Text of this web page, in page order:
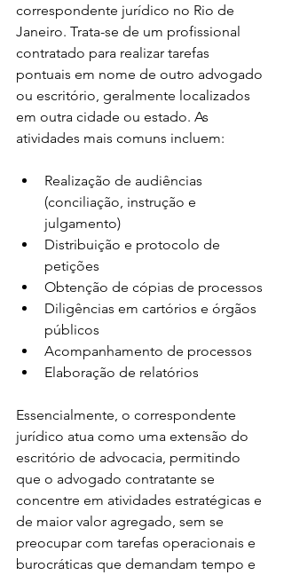
correspondente jurídico no Rio de
Janeiro. Trata-se de um profissional
contratado para realizar tarefas
pontuais em nome de outro advogado
ou escritório, geralmente localizados
em outra cidade ou estado. As
atividades mais comuns incluem:
Realização de audiências
(conciliação, instrução e
julgamento)
Distribuição e protocolo de
petições
Obtenção de cópias de processos
Diligências em cartórios e órgãos
públicos
Acompanhamento de processos
Elaboração de relatórios
Essencialmente, o correspondente
jurídico atua como uma extensão do
escritório de advocacia, permitindo
que o advogado contratante se
concentre em atividades estratégicas e
de maior valor agregado, sem se
preocupar com tarefas operacionais e
burocráticas que demandam tempo e